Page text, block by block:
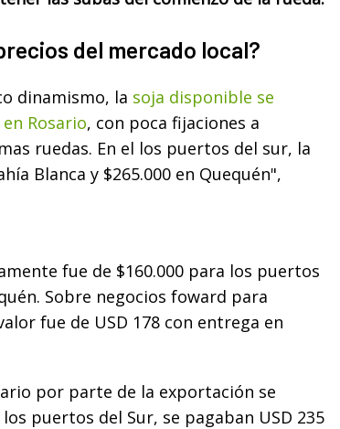
del mercado local?
dinamismo, la soja disponible se
Rosario, con poca fijaciones a
ruedas. En el los puertos del sur, la
Blanca y $265.000 en Quequén",
fue de $160.000 para los puertos
Sobre negocios foward para
fue de USD 178 con entrega en
por parte de la exportación se
puertos del Sur, se pagaban USD 235